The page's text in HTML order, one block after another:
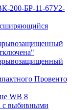
200-БР-11-67У2-
Провенто
WB 8
с выбивными